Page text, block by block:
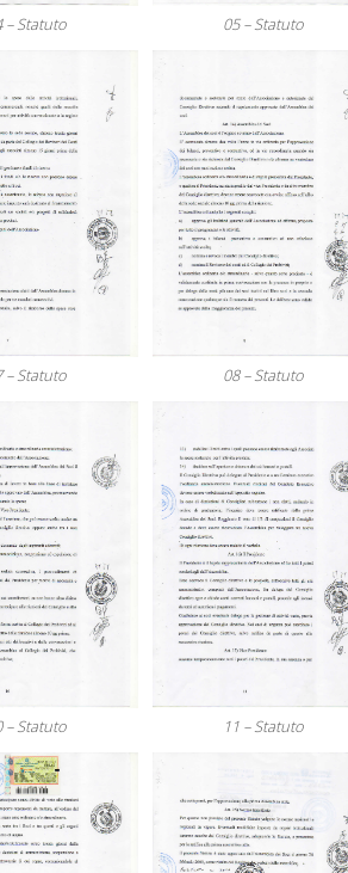
– Statuto 05 – Statuto
– Statuto 08 – Statuto
– Statuto 11 – Statuto